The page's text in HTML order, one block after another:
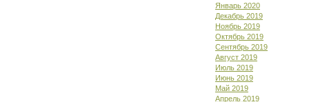
Январь 2020
Декабрь 2019
Ноябрь 2019
Октябрь 2019
Сентябрь 2019
Август 2019
Июль 2019
Июнь 2019
Май 2019
Апрель 2019